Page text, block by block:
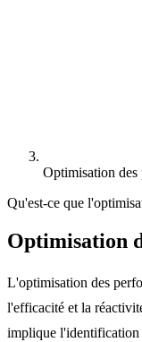
Optimisation des
Qu'est-ce que
Optimisation
L'optimisation des
l'efficacité et la
implique l'identification